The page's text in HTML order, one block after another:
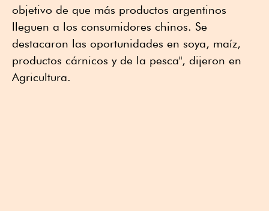
objetivo de que más productos argentinos
lleguen a los consumidores chinos. Se
destacaron las oportunidades en soya, maíz,
productos cárnicos y de la pesca", dijeron en
Agricultura.